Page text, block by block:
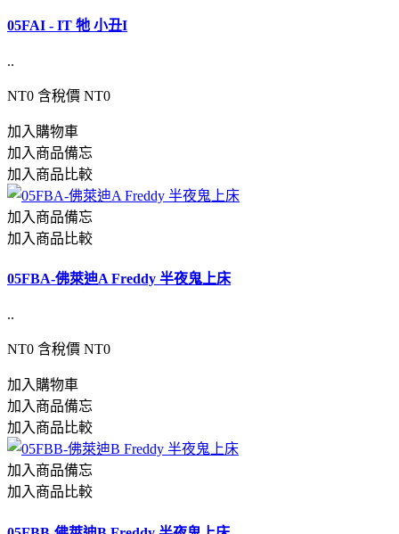
05FAI - IT 牠 小丑I
..
NT0 含稅價 NT0
加入購物車
加入商品備忘
加入商品比較
加入商品備忘
加入商品比較
05FBA-佛萊迪A Freddy 半夜鬼上床
..
NT0 含稅價 NT0
加入購物車
加入商品備忘
加入商品比較
加入商品備忘
加入商品比較